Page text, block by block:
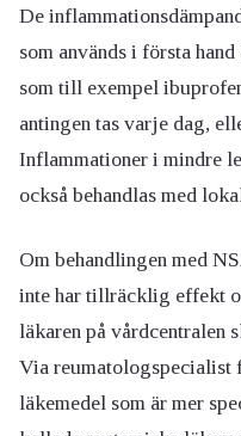
De
som används i första
som till exempel
antingen tas varje dag,
Inflammationer i mindre
också behandlas med
Om behandlingen med
inte har tillräcklig effekt
läkaren på vårdcentralen
Via reumatologspecialist
läkemedel som är mer